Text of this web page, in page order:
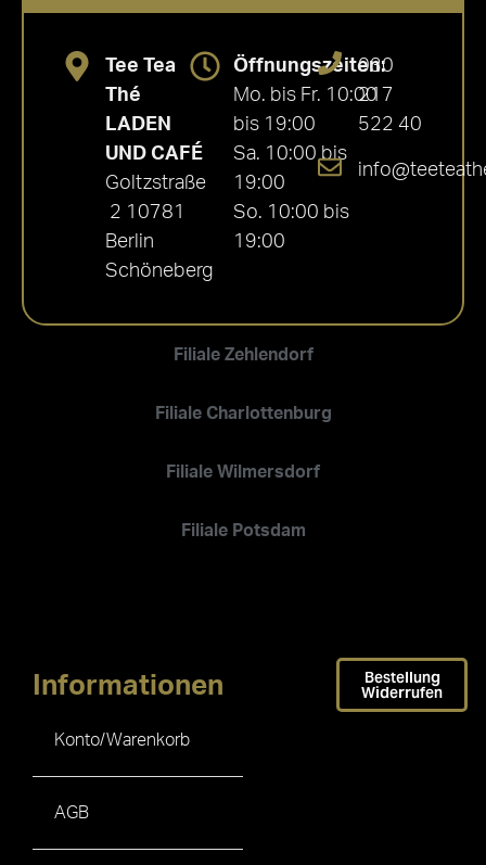
Filiale Zehlendorf
Filiale Charlottenburg
Filiale Wilmersdorf
Filiale Potsdam
Tee Tea
Thé
LADEN
UND CAFÉ
Goltzstraße
2 10781
Berlin
Schöneberg
Öffnungszeiten:
Mo. bis Fr. 10:00
bis 19:00
Sa. 10:00 bis
19:00
So. 10:00 bis
19:00
030
217
522 40
Informationen
Konto/Warenkorb
AGB
Bestellung
Widerrufen